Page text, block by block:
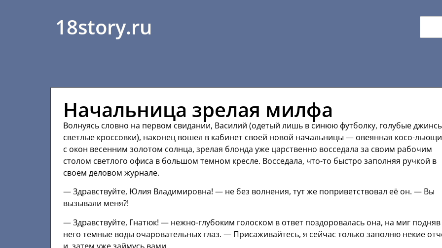
18story.ru
Начальница зрелая милфа
Волнуясь словно на первом свидании, Василий (одетый лишь в синюю футболку, голубые
светлые кроссовки), наконец вошел в кабинет своей новой начальницы — овеянная косо-
с окон весенним золотом солнца, зрелая блонда уже царственно восседала за своим рабочим
столом светлого офиса в большом темном кресле. Восседала, что-то быстро заполняя ручкой в
своем деловом журнале.
— Здравствуйте, Юлия Владимировна! — не без волнения, тут же поприветствовал её он. — Вы
вызывали меня?!
— Здравствуйте, Гнатюк! — нежно-глубоким голоском в ответ поздоровалась она, на миг
него темные воды очаровательных глаз. — Присаживайтесь, я сейчас только заполню некие